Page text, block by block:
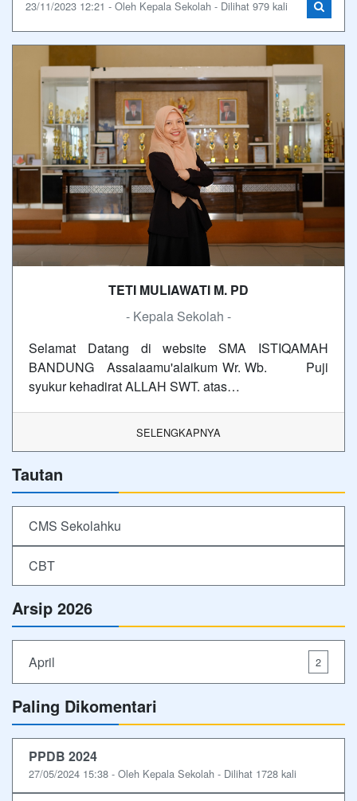
23/11/2023 12:21 - Oleh Kepala Sekolah - Dilihat 979 kali
TETI MULIAWATI M. PD
- Kepala Sekolah -
Selamat Datang di website SMA ISTIQAMAH
BANDUNG Assalaamu'alaikum Wr. Wb. Puji
syukur kehadirat ALLAH SWT. atas…
SELENGKAPNYA
Tautan
CMS Sekolahku
CBT
Arsip 2026
April 2
Paling Dikomentari
PPDB 2024
27/05/2024 15:38 - Oleh Kepala Sekolah - Dilihat 1728 kali